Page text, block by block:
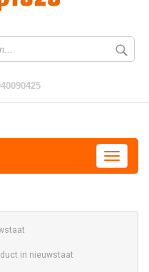
in nieuwstaat